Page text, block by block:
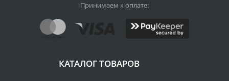
Принимаем к оплате:
КАТАЛОГ ТОВАРОВ